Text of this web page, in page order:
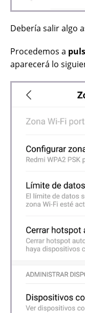
Debería salir algo
Procedemos a
aparecerá lo